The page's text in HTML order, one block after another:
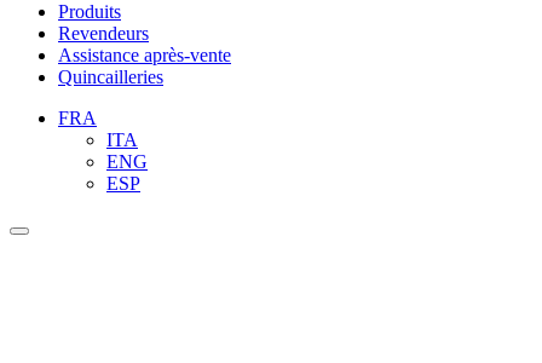
Produits
Revendeurs
Assistance après-vente
Quincailleries
FRA
ITA
ENG
ESP